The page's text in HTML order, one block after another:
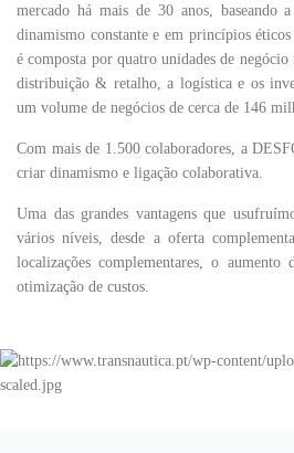
mercado há mais de 30 anos, baseando
dinamismo constante e em princípios
é composta por quatro unidades de
distribuição & retalho, a logística e os
um volume de negócios de cerca de 146
Com mais de 1.500 colaboradores, a
criar dinamismo e ligação colaborativa.
Uma das grandes vantagens que
vários níveis, desde a oferta
localizações complementares, o
otimização de custos.